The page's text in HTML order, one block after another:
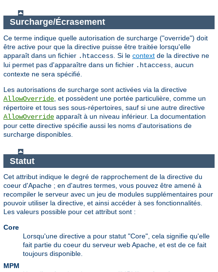
Surcharge/Écrasement
Ce terme indique quelle autorisation de surcharge ("override") doit
être active pour que la directive puisse être traitée lorsqu'elle
apparaît dans un fichier .htaccess . Si le context de la directive ne
lui permet pas d'apparaître dans un fichier .htaccess , aucun
contexte ne sera spécifié.
Les autorisations de surcharge sont activées via la directive
AllowOverride , et possèdent une portée particulière, comme un
répertoire et tous ses sous-répertoires, sauf si une autre directive
AllowOverride apparaît à un niveau inférieur. La documentation
pour cette directive spécifie aussi les noms d'autorisations de
surcharge disponibles.
Statut
Cet attribut indique le degré de rapprochement de la directive du
coeur d'Apache ; en d'autres termes, vous pouvez être amené à
recompiler le serveur avec un jeu de modules supplémentaires pour
pouvoir utiliser la directive, et ainsi accéder à ses fonctionnalités.
Les valeurs possible pour cet attribut sont :
Core
Lorsqu'une directive a pour statut "Core", cela signifie qu'elle
fait partie du coeur du serveur web Apache, et est de ce fait
toujours disponible.
MPM